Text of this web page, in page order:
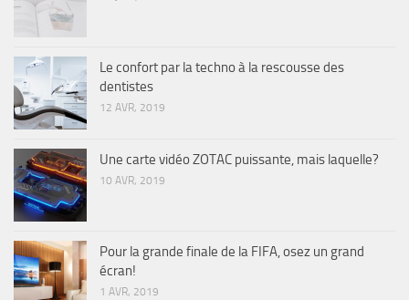
Le confort par la techno à la rescousse des
dentistes
12 AVR, 2019
Une carte vidéo ZOTAC puissante, mais laquelle?
10 AVR, 2019
Pour la grande finale de la FIFA, osez un grand
écran!
1 AVR, 2019